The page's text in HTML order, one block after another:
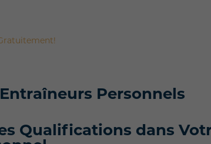
Personnels
Qualifications dans